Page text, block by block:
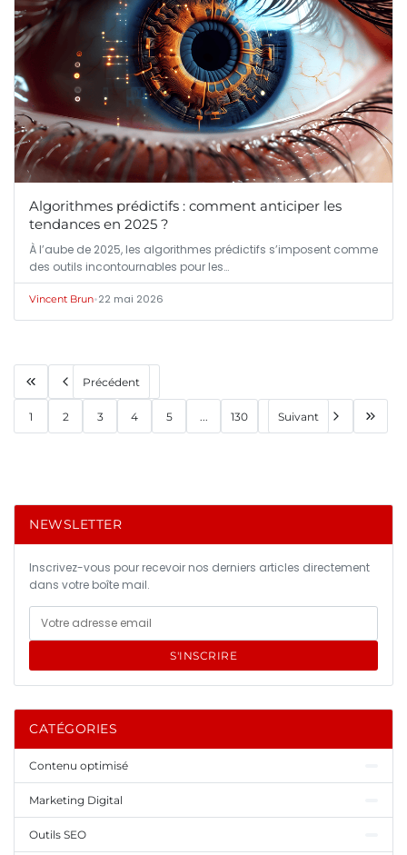
Algorithmes prédictifs : comment anticiper les
tendances en 2025 ?
À l’aube de 2025, les algorithmes prédictifs s’imposent comme
des outils incontournables pour les…
Vincent Brun•22 mai 2026
Précédent
1 2 3 4 5 ... 130 Suivant
NEWSLETTER
Inscrivez-vous pour recevoir nos derniers articles directement
dans votre boîte mail.
S'INSCRIRE
CATÉGORIES
Contenu optimisé
Marketing Digital
Outils SEO